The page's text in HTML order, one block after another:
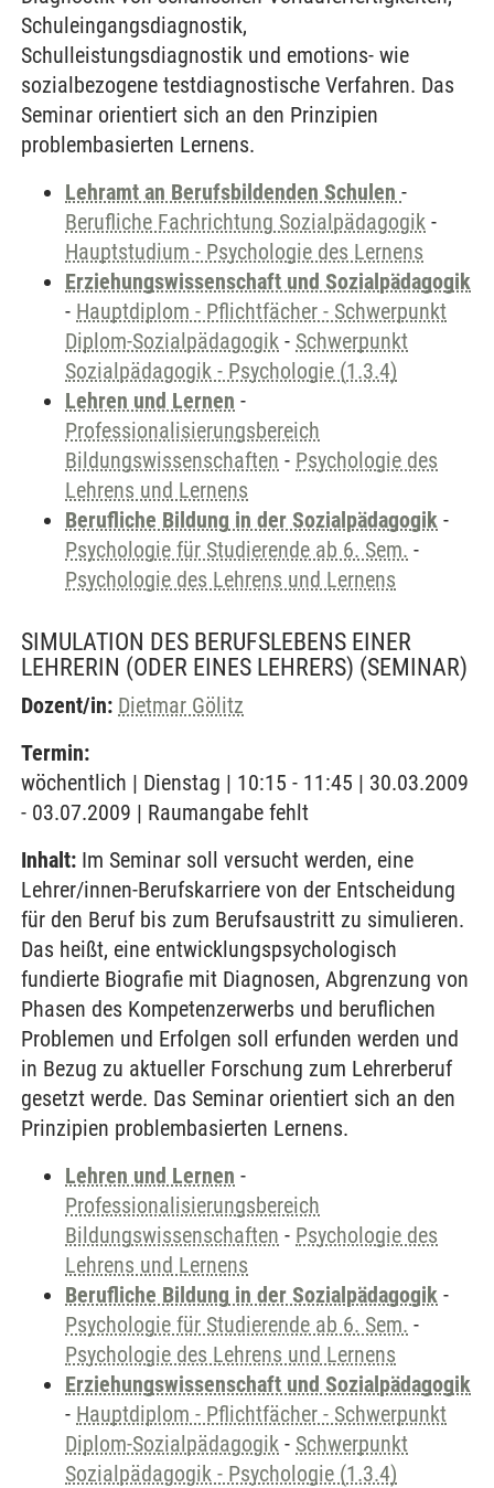
Schuleingangsdiagnostik,
Schulleistungsdiagnostik und emotions- wie
sozialbezogene testdiagnostische Verfahren. Das
Seminar orientiert sich an den Prinzipien
problembasierten Lernens.
Lehramt an Berufsbildenden Schulen -
Berufliche Fachrichtung Sozialpädagogik -
Hauptstudium - Psychologie des Lernens
Erziehungswissenschaft und Sozialpädagogik
- Hauptdiplom - Pflichtfächer - Schwerpunkt
Diplom-Sozialpädagogik - Schwerpunkt
Sozialpädagogik - Psychologie (1.3.4)
Lehren und Lernen -
Professionalisierungsbereich
Bildungswissenschaften - Psychologie des
Lehrens und Lernens
Berufliche Bildung in der Sozialpädagogik -
Psychologie für Studierende ab 6. Sem. -
Psychologie des Lehrens und Lernens
SIMULATION DES BERUFSLEBENS EINER
LEHRERIN (ODER EINES LEHRERS) (SEMINAR)
Dozent/in: Dietmar Gölitz
Termin:
wöchentlich | Dienstag | 10:15 - 11:45 | 30.03.2009
- 03.07.2009 | Raumangabe fehlt
Inhalt: Im Seminar soll versucht werden, eine
Lehrer/innen-Berufskarriere von der Entscheidung
für den Beruf bis zum Berufsaustritt zu simulieren.
Das heißt, eine entwicklungspsychologisch
fundierte Biografie mit Diagnosen, Abgrenzung von
Phasen des Kompetenzerwerbs und beruflichen
Problemen und Erfolgen soll erfunden werden und
in Bezug zu aktueller Forschung zum Lehrerberuf
gesetzt werde. Das Seminar orientiert sich an den
Prinzipien problembasierten Lernens.
Lehren und Lernen -
Professionalisierungsbereich
Bildungswissenschaften - Psychologie des
Lehrens und Lernens
Berufliche Bildung in der Sozialpädagogik -
Psychologie für Studierende ab 6. Sem. -
Psychologie des Lehrens und Lernens
Erziehungswissenschaft und Sozialpädagogik
- Hauptdiplom - Pflichtfächer - Schwerpunkt
Diplom-Sozialpädagogik - Schwerpunkt
Sozialpädagogik - Psychologie (1.3.4)